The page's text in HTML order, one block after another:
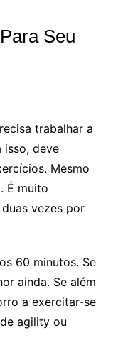
Seu
trabalhar a
isso, deve
Mesmo
É muito
vezes por
60 minutos. Se
ainda. Se além
a exercitar-se
agility ou